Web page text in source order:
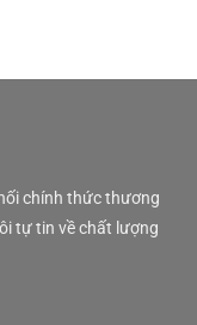
chính thức thương
tự tin về chất lượng